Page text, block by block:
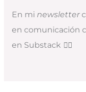
En mi newsletter
en comunicación
en Substack 👇🏻